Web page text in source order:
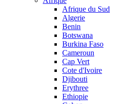
Afrique du Sud
Algerie
Benin
Botswana
Burkina Faso
Cameroun
Cap Vert
Cote d'Ivoire
Djibouti
Erythree
Ethiopie